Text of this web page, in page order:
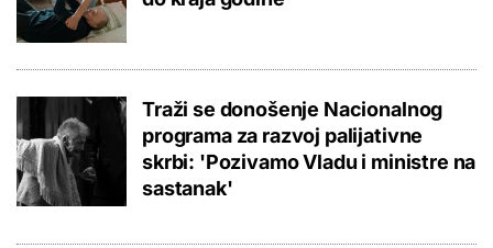
Traži se donošenje Nacionalnog
programa za razvoj palijativne
skrbi: 'Pozivamo Vladu i ministre na
sastanak'